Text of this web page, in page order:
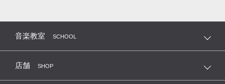
音楽教室 SCHOOL
店舗 SHOP